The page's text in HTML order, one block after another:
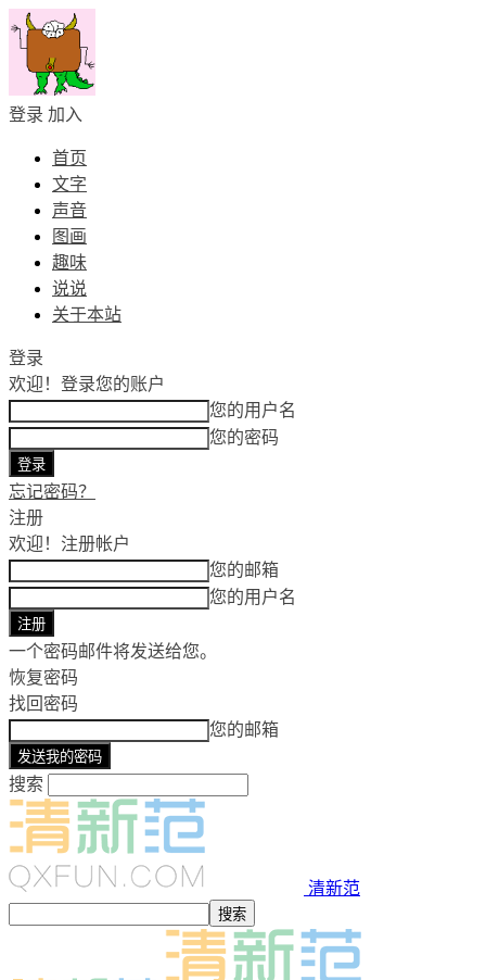
登录 加入
首页
文字
声音
图画
趣味
说说
关于本站
登录
欢迎！ 登录您的账户
您的用户名
您的密码
忘记密码？
注册
欢迎！ 注册帐户
您的邮箱
您的用户名
一个密码邮件将发送给您。
恢复密码
找回密码
您的邮箱
搜索
清新范